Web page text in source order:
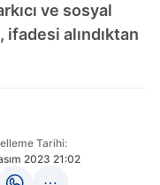
ve sosyal
alındıktan
Tarihi:
2023 21:02